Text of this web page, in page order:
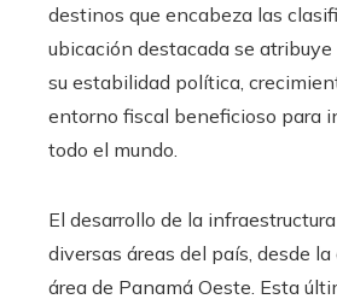
destinos que encabeza las
ubicación destacada se
su estabilidad política,
entorno fiscal beneficioso para
todo el mundo.
El desarrollo de la
diversas áreas del país, desde
área de Panamá Oeste. Esta